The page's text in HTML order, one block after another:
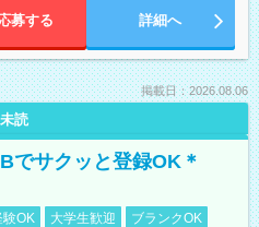
募する 詳細へ
掲載日：2026.08.06
未読
でサクッと登録OK＊
験OK 大学生歓迎
ブランクOK